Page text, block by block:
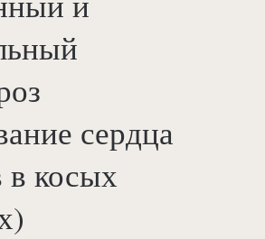
сердца
в косых